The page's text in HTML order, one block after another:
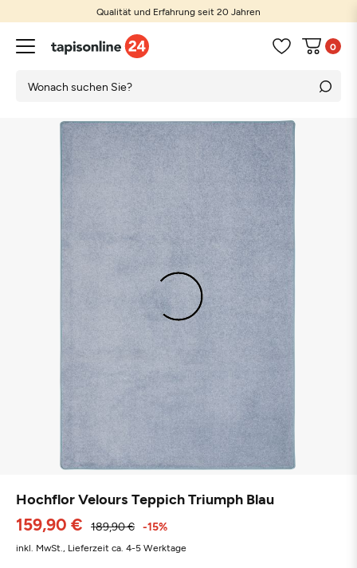
Qualität und Erfahrung seit 20 Jahren
0
Hochflor Velours Teppich Triumph Blau
159,90 € 189,90 € -15%
inkl. MwSt., Lieferzeit ca. 4-5 Werktage